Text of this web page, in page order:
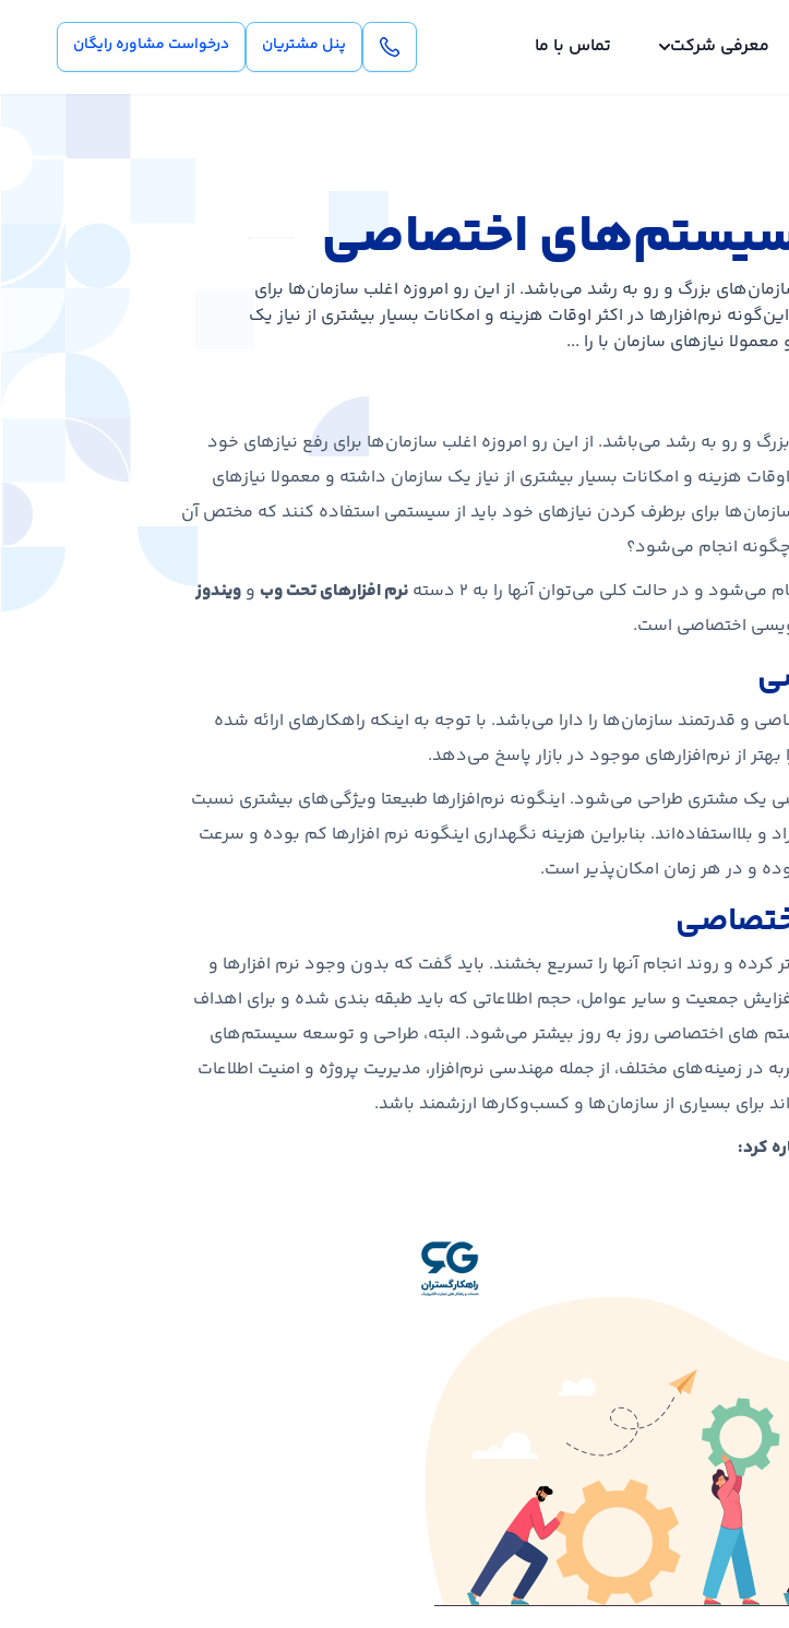
پنل مشتریان درخواست مشاوره رایگان معرفی شرکت تماس با ما
اختصاصی
بزرگ و رو به رشد می‌باشد. از این رو امروزه اغلب سازمان‌ها برای
نرم‌افزارها در اکثر اوقات هزینه و امکانات بسیار بیشتری از نیاز یک
نیازهای سازمان با را ...
و رو به رشد می‌باشد. از این رو امروزه اغلب سازمان‌ها برای رفع نیازهای خود
هزینه و امکانات بسیار بیشتری از نیاز یک سازمان داشته و معمولا نیازهای
برای برطرف کردن نیازهای خود باید از سیستمی استفاده کنند که مختص آن
انجام می‌شود؟
و در حالت کلی می‌توان آنها را به 2 دسته
نرم افزارهای تحت وب و ویندوز
اختصاصی است.
قدرتمند سازمان‌ها را دارا می‌باشد. با توجه به اینکه راهکارهای ارائه شده
از نرم‌افزارهای موجود در بازار پاسخ می‌دهد.
مشتری طراحی می‌شود. اینگونه نرم‌افزارها طبیعتا ویژگی‌های بیشتری نسبت
بلااستفاده‌اند. بنابراین هزینه نگهداری اینگونه نرم افزارها کم بوده و سرعت
و در هر زمان امکان‌پذیر است.
کرده و روند انجام آنها را تسریع بخشند. باید گفت که بدون وجود نرم افزارها و
جمعیت و سایر عوامل، حجم اطلاعاتی که باید طبقه بندی شده و برای اهداف
های اختصاصی روز به روز بیشتر می‌شود. البته، طراحی و توسعه سیستم‌های
زمینه‌های مختلف، از جمله مهندسی نرم‌افزار، مدیریت پروژه و امنیت اطلاعات
بسیاری از سازمان‌ها و کسب‌وکارها ارزشمند باشد.
کرد: